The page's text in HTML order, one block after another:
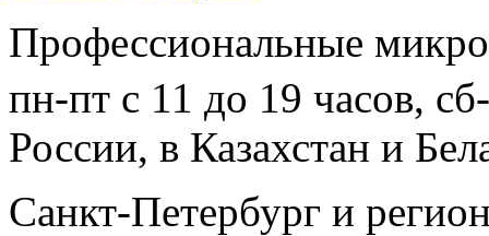
Профессиональные
пн-пт с 11 до 19 часов,
России, в Казахстан и
Санкт-Петербург и